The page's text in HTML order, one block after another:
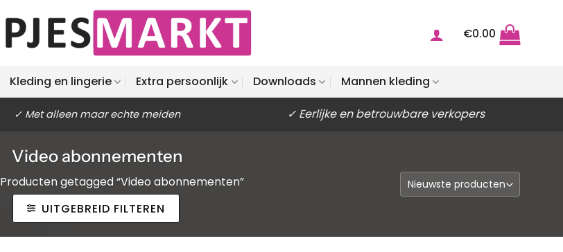
€0.00
Kleding en lingerie Extra persoonlijk Downloads Mannen kleding
✓ Met alleen maar echte meiden ✓ Eerlijke en betrouwbare verkopers
Video abonnementen
Producten getagged “Video abonnementen”
UITGEBREID FILTEREN